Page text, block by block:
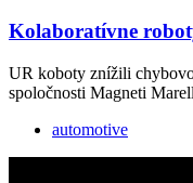
Kolaboratívne
UR koboty znížili
spoločnosti Magneti
automotive